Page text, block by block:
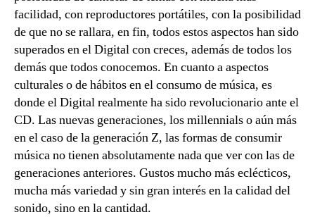
facilidad, con reproductores portátiles, con la posibilidad
de que no se rallara, en fin, todos estos aspectos han sido
superados en el Digital con creces, además de todos los
demás que todos conocemos. En cuanto a aspectos
culturales o de hábitos en el consumo de música, es
donde el Digital realmente ha sido revolucionario ante el
CD. Las nuevas generaciones, los millennials o aún más
en el caso de la generación Z, las formas de consumir
música no tienen absolutamente nada que ver con las de
generaciones anteriores. Gustos mucho más eclécticos,
mucha más variedad y sin gran interés en la calidad del
sonido, sino en la cantidad.